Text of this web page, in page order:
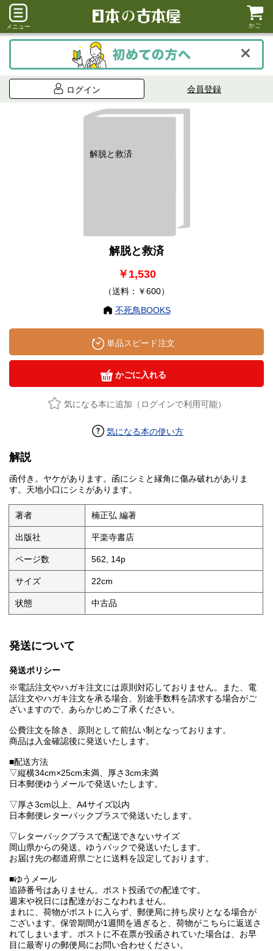
メニュー かご
ログイン 会員登録
解脱と救済
解脱と救済
￥1,530
（送料：￥600）
不死鳥BOOKS
単品スピード注文
かごに入れる
気になる本に追加（ログインで利用可能）
気になる本の使い方
解説
函付き。ヤケがあります。函にシミと縁角に傷み破れがありま
す。天地小口にシミがあります。
著者 楠正弘 編著
出版社 平楽寺書店
ページ数 562, 14p
サイズ 22cm
状態 中古品
発送について
発送ポリシー
※電話注文やハガキ注文には原則対応しておりません。また、電
話注文やハガキ注文を承る場合、別途手数料を請求する場合がご
ざいますので、あらかじめご了承ください。
公費注文を除き、原則として前払い制となっております。
商品は入金確認後に発送いたします。
■配送方法
▽縦横34cm×25cm未満、厚さ3cm未満
日本郵便ゆうメールで発送いたします。
▽厚さ3cm以上、A4サイズ以内
日本郵便レターパックプラスで発送いたします。
▽レターパックプラスで配送できないサイズ
岡山県からの発送。ゆうパックで発送いたします。
お届け先の都道府県ごとに送料を設定しております。
■ゆうメール
追跡番号はありません。ポスト投函での配達です。
週末や祝日には配達がおこなわれません。
まれに、荷物がポストに入らず、郵便局に持ち戻りとなる場合が
ございます。保管期間が1週間を過ぎると、荷物がこちらに返送さ
れてしまいます。ポストに不在票が投函されていた場合は、お早
目に最寄りの郵便局にお問い合わせください。